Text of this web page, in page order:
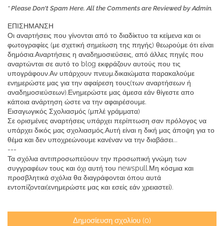
* Please Don't Spam Here. All the Comments are Reviewed by Admin.
ΕΠΙΣΗΜΑΝΣΗ
Οι αναρτήσεις που γίνονται από το διαδίκτυο τα κείμενα και οι
φωτογραφίες (με σχετική σημείωση της πηγής) θεωρούμε ότι είναι
δημόσια.Αναρτήσεις η αναδημοσιεύσεις, από άλλες πηγές που
αναρτώνται σε αυτό το blog εκφράζουν αυτούς που τις
υπογράφουν.Αν υπάρχουν πνευμ.δικαιώματα παρακαλούμε
ενημερώστε μας για την αφαίρεση τους(των αναρτήσεων ή
αναδημοσιεύσεων).Ενημερώστε μας άμεσα εάν θίγεστε απο
κάποια ανάρτηση ώστε να την αφαιρέσουμε.
Εισαγωγικός Σχολιασμός (μπλέ γράμματα)
Σε ορισμένες αναρτήσεις υπάρχει περίπτωση σαν πρόλογος να
υπάρχει δικός μας σχολιασμός.Αυτή είναι η δική μας άποψη για το
θέμα και δεν υποχρεώνουμε κανέναν να την διαβάσει...
---
Τα σχόλια αντιπροσωπεύουν την προσωπική γνώμη των
συγγραφέων τους και όχι αυτή του newspull.Μη κόσμια και
προσβλητικά σχόλια θα διαγράφονται όπου αυτά
εντοπίζονται(ενημερώστε μας και εσείς εάν χρειαστεί).
Δημοσίευση σχολίου (0)